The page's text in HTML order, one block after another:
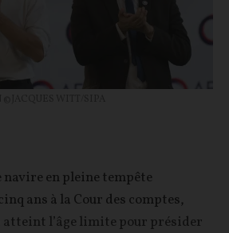
navire en pleine tempête
ans à la Cour des comptes,
l’âge limite pour présider